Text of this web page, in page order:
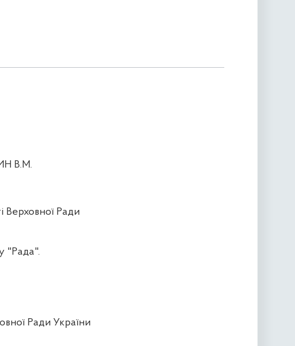
В.М.
Верховної Ради
"Рада".
Ради України